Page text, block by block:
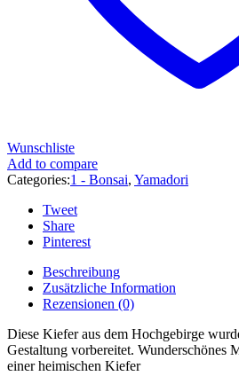
Wunschliste
Add to compare
Categories:1 - Bonsai, Yamadori
Tweet
Share
Pinterest
Beschreibung
Zusätzliche Information
Rezensionen (0)
Diese Kiefer aus dem Hochgebirge
Gestaltung vorbereitet. Wunderschönes
einer heimischen Kiefer